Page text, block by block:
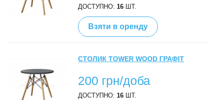
ДОСТУПНО:16 ШТ.
Взяти в оренду
СТОЛИК TOWER WOOD ГРАФІТ
200 грн/доба
ДОСТУПНО:16 ШТ.